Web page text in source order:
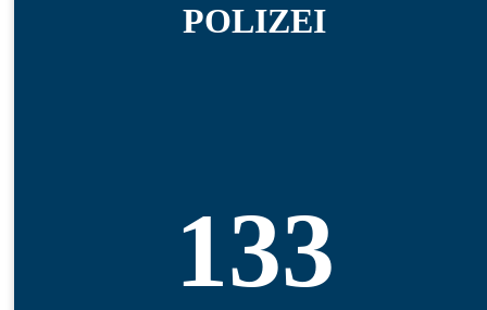
POLIZEI
133